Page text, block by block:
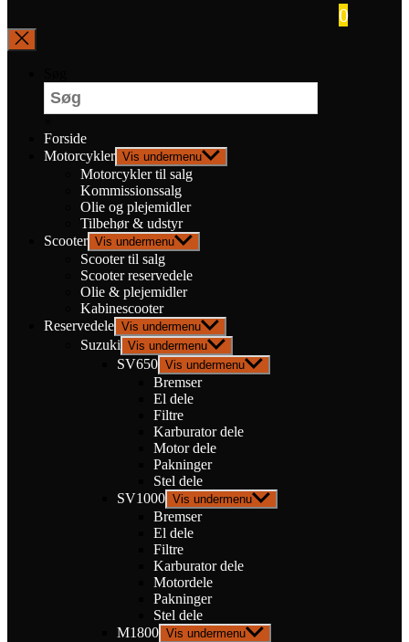
0
Forside
Motorcykler Vis undermenu
Motorcykler til salg
Kommissionssalg
Olie og plejemidler
Tilbehør & udstyr
Scooter Vis undermenu
Scooter til salg
Scooter reservedele
Olie & plejemidler
Kabinescooter
Reservedele Vis undermenu
Suzuki Vis undermenu
SV650 Vis undermenu
Bremser
El dele
Filtre
Karburator dele
Motor dele
Pakninger
Stel dele
SV1000 Vis undermenu
Bremser
El dele
Filtre
Karburator dele
Motordele
Pakninger
Stel dele
M1800 Vis undermenu